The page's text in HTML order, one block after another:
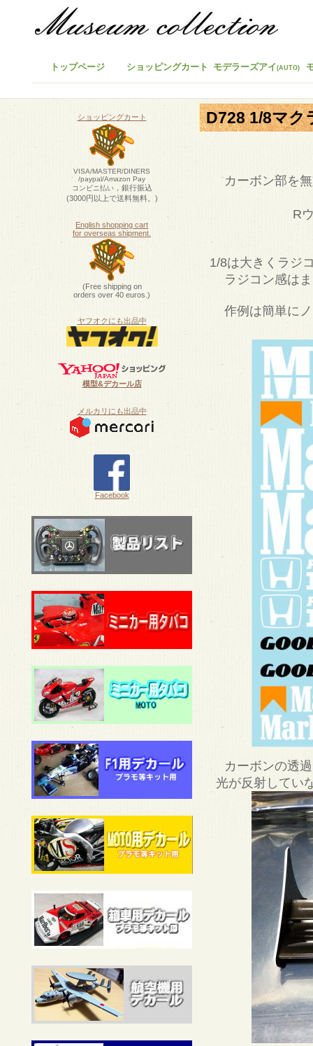
D728 1/8マク
カーボン部を
R
1/8は大きくラジ
ラジコン感は
作例は簡単に
カーボンの透
光が反射してい
トップページ ショッピングカート モデラーズアイ(AUTO)
ショッピングカート
VISA/MASTER/DINERS
/paypal/Amazon Pay
コンビニ払い，銀行振込
(3000円以上で送料無料。)
English shopping cart
for overseas shipment.
(Free shipping on
orders over 40 euros.)
ヤフオクにも出品中
模型&デカール店
メルカリにも出品中
Facebook